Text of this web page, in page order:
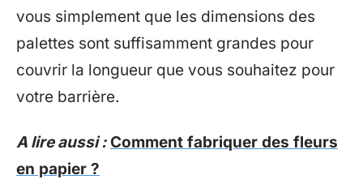
vous simplement que les dimensions des
palettes sont suffisamment grandes pour
couvrir la longueur que vous souhaitez pour
votre barrière.
A lire aussi : Comment fabriquer des fleurs
en papier ?